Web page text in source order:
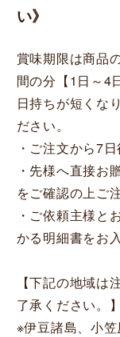
い》
賞味期限は商品
間の分【1日～4
日持ちが短くな
ださい。
・ご注文から7
・先様へ直接お
をご確認の上ご
・ご依頼主様と
かる明細書をお
【下記の地域は
了承ください。】
※伊豆諸島、小